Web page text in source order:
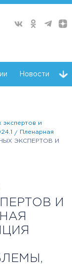
Новости
Плейлист
экспертов и
Пленарная
ЭКСПЕРТОВ И
И